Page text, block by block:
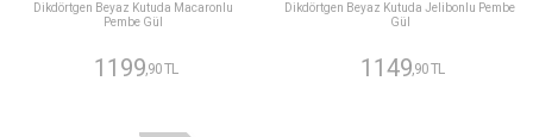
Dikdörtgen Beyaz Kutuda Macaronlu
Pembe Gül
1199,90 TL
Dikdörtgen Beyaz Kutuda Jelibonlu Pembe
Gül
1149,90 TL